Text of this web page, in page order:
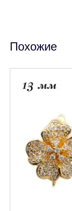
Похожие